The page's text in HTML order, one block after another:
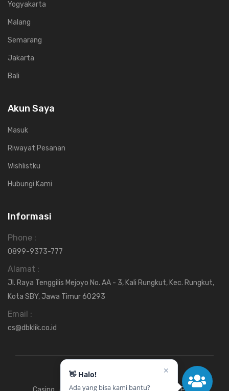
👋 Halo!
Ada yang bisa kami bantu?
✕
Yogyakarta
Malang
Semarang
Jakarta
Bali
Akun Saya
Masuk
Riwayat Pesanan
Wishlistku
Hubungi Kami
Informasi
Phone :
0899-9373-777
Alamat :
Jl. Raya Tenggilis Mejoyo No. AA - 3, Kali Rungkut, Kec. Rungkut,
Kota SBY, Jawa Timur 60293
Email :
cs@dbklik.co.id